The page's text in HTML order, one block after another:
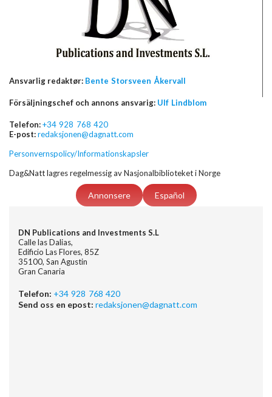
Ansvarlig redaktør: Bente Storsveen Åkervall
Försäljningschef och annons ansvarig: Ulf Lindblom
Telefon:+34 928 768 420
E-post:redaksjonen@dagnatt.com
Personvernspolicy/Informationskapsler
Dag&Natt lagres regelmessig av Nasjonalbiblioteket i Norge
Annonsere Español
DN Publications and Investments S.L
Calle las Dalias,
Edificio Las Flores, 85Z
35100, San Agustin
Gran Canaria
Telefon: +34 928 768 420
Send oss en epost: redaksjonen@dagnatt.com